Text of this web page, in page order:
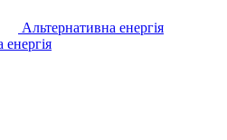
Альтернативна енергія
енергія